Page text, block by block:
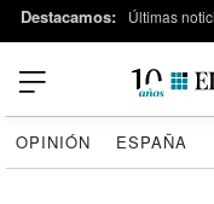
Destacamos: Últimas
OPINIÓN ESPAÑA